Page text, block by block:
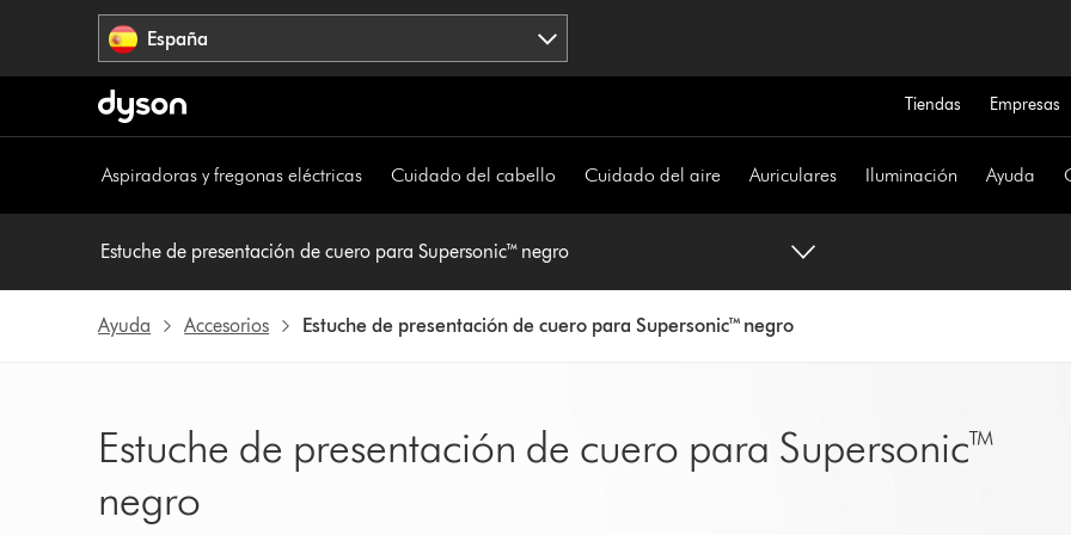
España
Tiendas Empresas
Aspiradoras y fregonas eléctricas Cuidado del cabello Cuidado del aire Auriculares Iluminación Ayuda
Estuche de presentación de cuero para Supersonic™ negro
Ayuda Accesorios Estuche de presentación de cuero para Supersonic™ negro
Estuche de presentación de cuero para Supersonic™
negro